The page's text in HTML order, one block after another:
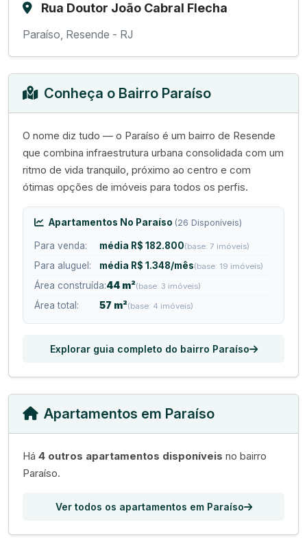
Rua Doutor João Cabral Flecha
Paraíso, Resende - RJ
Conheça o Bairro Paraíso
O nome diz tudo — o Paraíso é um bairro de Resende
que combina infraestrutura urbana consolidada com um
ritmo de vida tranquilo, próximo ao centro e com
ótimas opções de imóveis para todos os perfis.
Apartamentos No Paraíso (26 Disponíveis)
Para venda: média R$ 182.800(base: 7 imóveis)
Para aluguel: média R$ 1.348/mês(base: 19 imóveis)
Área construída:44 m²(base: 3 imóveis)
Área total: 57 m²(base: 4 imóveis)
Explorar guia completo do bairro Paraíso
Apartamentos em Paraíso
Há 4 outros apartamentos disponíveis no bairro
Paraíso.
Ver todos os apartamentos em Paraíso